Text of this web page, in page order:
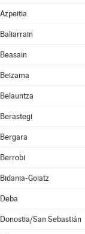
Azpeitia
Baliarrain
Beasain
Beizama
Belauntza
Berastegi
Bergara
Berrobi
Bidania-Goiatz
Deba
Donostia/San Sebastián